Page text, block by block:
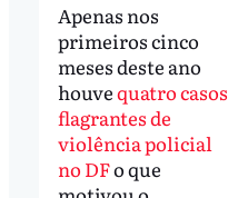
Apenas nos
primeiros cinco
meses deste ano
houvequatro casos
flagrantes de
violência policial
no DFo que